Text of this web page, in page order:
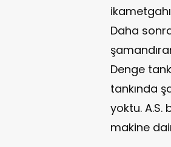
Daha
Denge
tankında
yoktu. A.S.
makine